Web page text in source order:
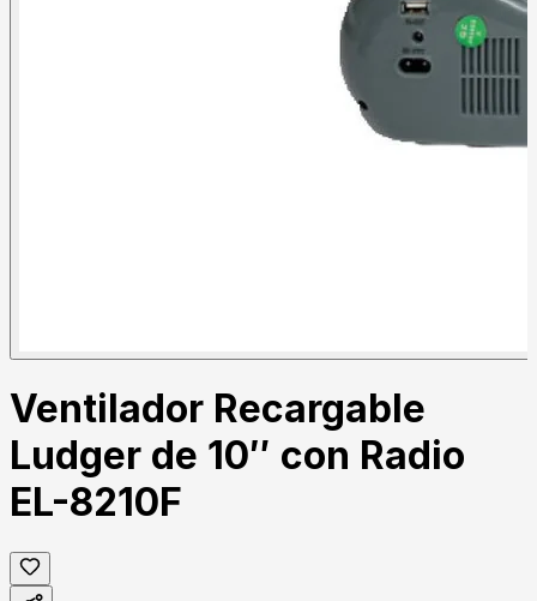
Ventilador Recargable
Ludger de 10″ con Radio
EL-8210F